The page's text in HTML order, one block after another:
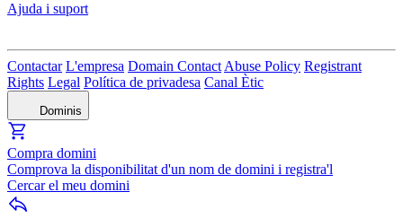
Ajuda i suport
Contactar L'empresa Domain Contact Abuse Policy Registrant
Rights Legal Política de privadesa Canal Ètic
Dominis
Compra domini
Comprova la disponibilitat d'un nom de domini i registra'l
Cercar el meu domini